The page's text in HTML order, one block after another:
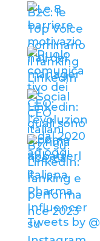
Tweets by